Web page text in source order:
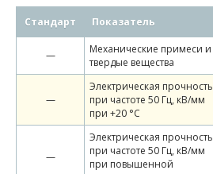
Стандарт Показатель
—
Механические примеси и
твердые вещества
—
Электрическая прочность
при частоте 50 Гц, кВ/мм
при +20 °С
—
Электрическая прочность
при частоте 50 Гц, кВ/мм
при повышенной